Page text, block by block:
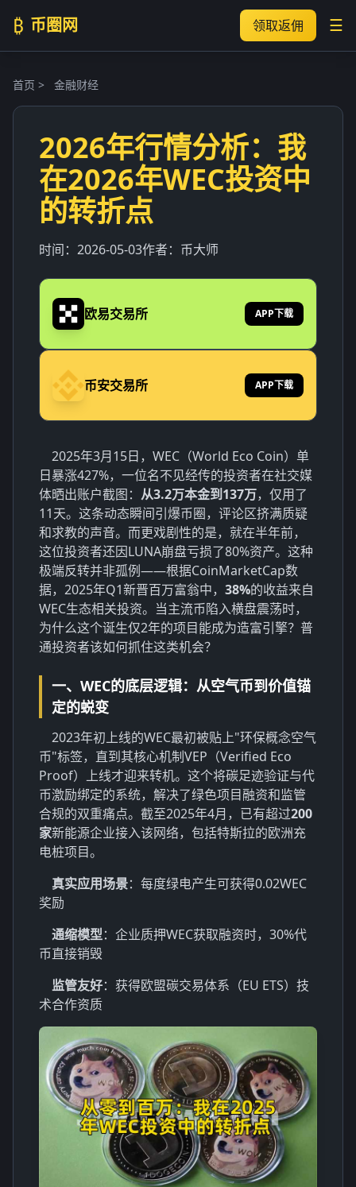
₿ 币圈网 领取返佣 ☰
首页 > 金融财经
2026年行情分析：我
在2026年WEC投资中
的转折点
时间： 2026-05-03作者： 币大师
欧易交易所 APP下载
币安交易所 APP下载
2025年3月15日，WEC（World Eco Coin）单
日暴涨427%，一位名不见经传的投资者在社交媒
体晒出账户截图： 从3.2万本金到137万，仅用了
11天。这条动态瞬间引爆币圈，评论区挤满质疑
和求教的声音。而更戏剧性的是，就在半年前，
这位投资者还因LUNA崩盘亏损了80%资产。这种
极端反转并非孤例——根据CoinMarketCap数
据，2025年Q1新晋百万富翁中， 38%的收益来自
WEC生态相关投资。当主流币陷入横盘震荡时，
为什么这个诞生仅2年的项目能成为造富引擎？普
通投资者该如何抓住这类机会？
一、WEC的底层逻辑：从空气币到价值锚
定的蜕变
2023年初上线的WEC最初被贴上"环保概念空气
币"标签，直到其核心机制VEP（Verified Eco
Proof）上线才迎来转机。这个将碳足迹验证与代
币激励绑定的系统，解决了绿色项目融资和监管
合规的双重痛点。截至2025年4月，已有超过200
家新能源企业接入该网络，包括特斯拉的欧洲充
电桩项目。
真实应用场景：每度绿电产生可获得0.02WEC
奖励
通缩模型：企业质押WEC获取融资时，30%代
币直接销毁
监管友好：获得欧盟碳交易体系（EU ETS）技
术合作资质